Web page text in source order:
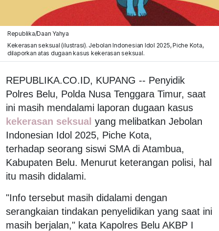
Republika/Daan Yahya
Kekerasan seksual (ilustrasi). Jebolan Indonesian Idol 2025, Piche Kota,
dilaporkan atas dugaan kasus kekerasan seksual.
REPUBLIKA.CO.ID, KUPANG -- Penyidik
Polres Belu, Polda Nusa Tenggara Timur, saat
ini masih mendalami laporan dugaan kasus
kekerasan seksual yang melibatkan Jebolan
Indonesian Idol 2025, Piche Kota,
terhadap seorang siswi SMA di Atambua,
Kabupaten Belu. Menurut keterangan polisi, hal
itu masih didalami.
"Info tersebut masih didalami dengan
serangkaian tindakan penyelidikan yang saat ini
masih berjalan," kata Kapolres Belu AKBP I